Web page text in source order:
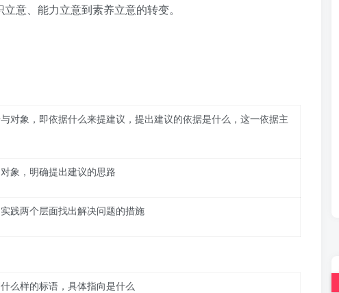
意、能力立意到素养立意的转变。
对象，即依据什么来提建议，提出建议的依据是什么，这一依据主
象，明确提出建议的思路
践两个层面找出解决问题的措施
么样的标语，具体指向是什么